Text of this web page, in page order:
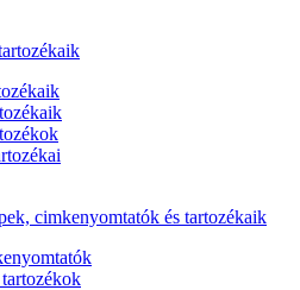
cimkenyomtatók és tartozékaik